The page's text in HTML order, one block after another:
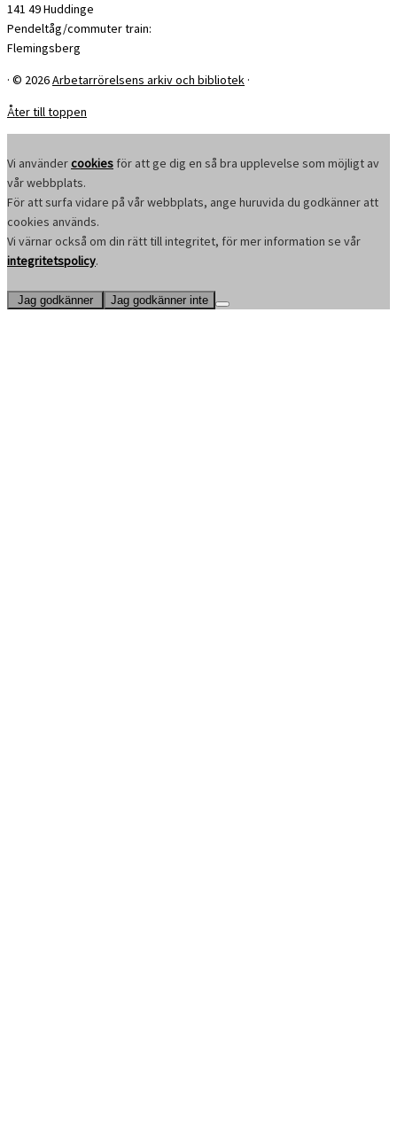
141 49 Huddinge
Pendeltåg/commuter train:
Flemingsberg
· © 2026Arbetarrörelsens arkiv och bibliotek ·
Åter till toppen
Vi användercookies för att ge dig en så bra upplevelse som möjligt av
vår webbplats.
För att surfa vidare på vår webbplats, ange huruvida du godkänner att
cookies används.
Vi värnar också om din rätt till integritet, för mer information se vår
integritetspolicy.
Jag godkänner Jag godkänner inte